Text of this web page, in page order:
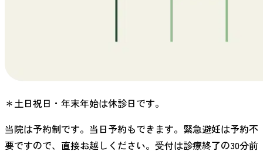
＊土日祝日・年末年始は休診日です。
当院は予約制です。当日予約もできます。緊急避妊は予約不
要ですので、直接お越しください。受付は診療終了の30分前